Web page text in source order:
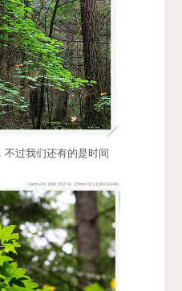
不过我们还有的是时间